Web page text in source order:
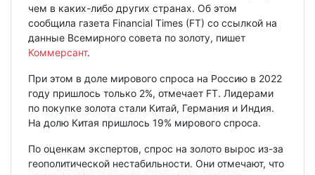
чем в каких-либо других странах. Об этом
сообщила газета Financial Times (FT) со ссылкой на
данные Всемирного совета по золоту, пишет
Коммерсант.
При этом в доле мирового спроса на Россию в 2022
году пришлось только 2%, отмечает FT. Лидерами
по покупке золота стали Китай, Германия и Индия.
На долю Китая пришлось 19% мирового спроса.
По оценкам экспертов, спрос на золото вырос из-за
геополитической нестабильности. Они отмечают, что